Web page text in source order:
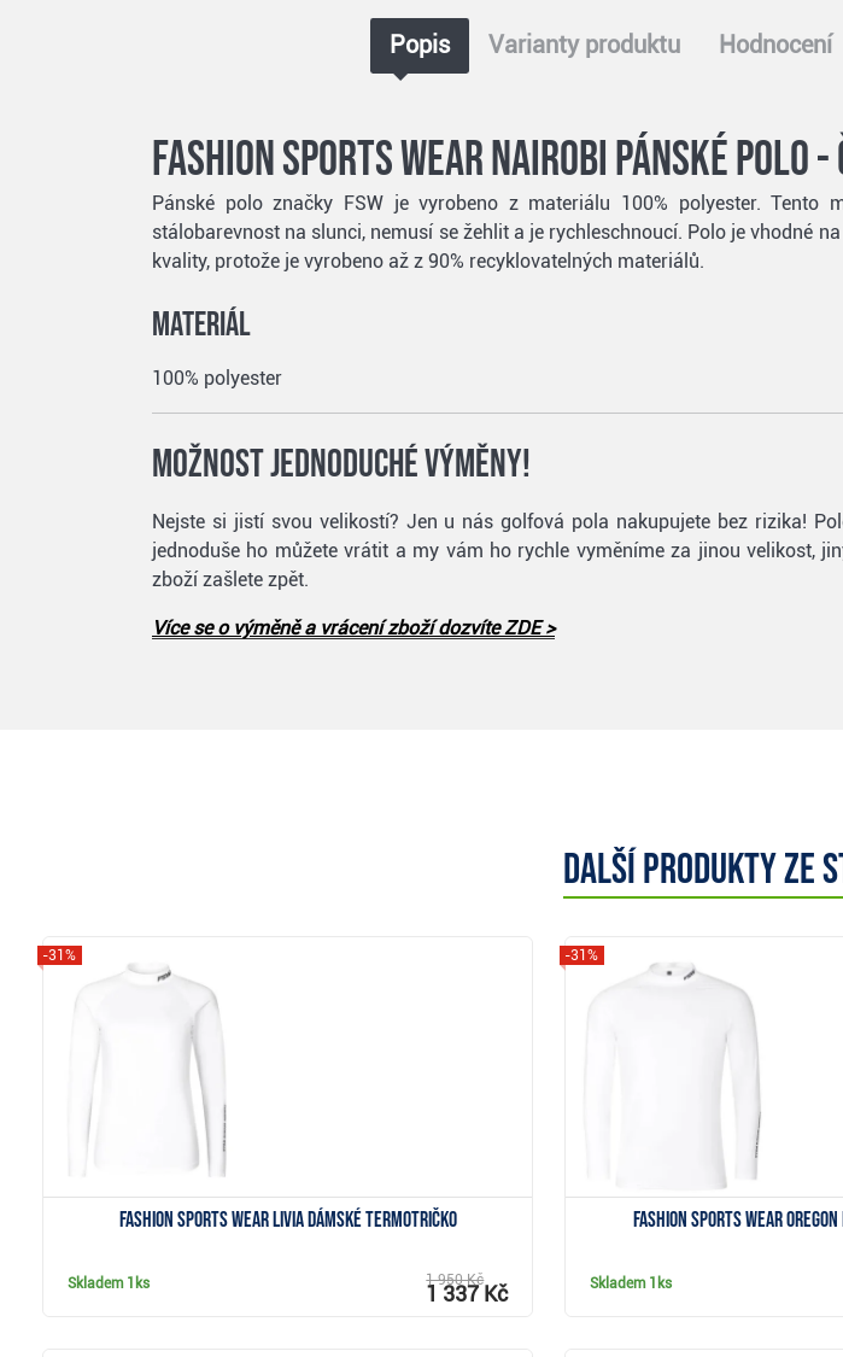
Popis Varianty produktu Hodnocení
Fashion Sports Wear Nairobi pánské polo
Pánské polo značky FSW je vyrobeno z materiálu 100% polyester.
stálobarevnost na slunci, nemusí se žehlit a je rychleschnoucí. Polo je vhodné
kvality, protože je vyrobeno až z 90% recyklovatelných materiálů.
Materiál
100% polyester
Možnost jednoduché výměny!
Nejste si jistí svou velikostí? Jen u nás golfová pola nakupujete bez rizika!
jednoduše ho můžete vrátit a my vám ho rychle vyměníme za jinou velikost,
zboží zašlete zpět.
Více se o výměně a vrácení zboží dozvíte ZDE >
Další produkty ze
Fashion Sports Wear LIVIA dámské termotričko
-31%
Skladem 1ks 1 950 Kč
1 337 Kč
Fashion Sports Wear
-31%
Skladem 1ks